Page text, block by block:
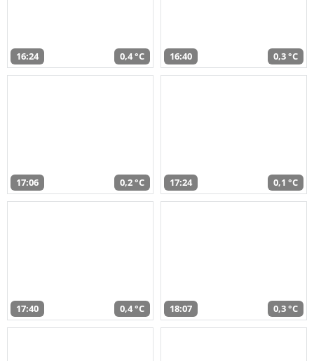
16:24 0,4 °C 16:40 0,3 °C
17:06 0,2 °C 17:24 0,1 °C
17:40 0,4 °C 18:07 0,3 °C